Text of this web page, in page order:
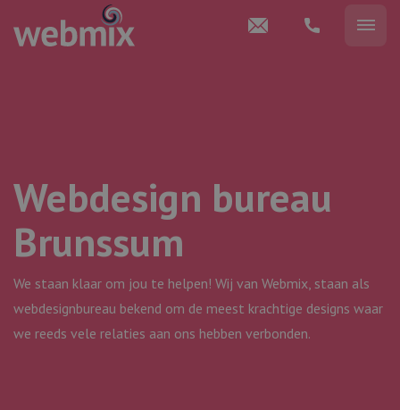
Webdesign bureau
Brunssum
We staan klaar om jou te helpen! Wij van Webmix, staan als
webdesignbureau ​​bekend om de meest krachtige designs waar
we reeds vele relaties aan ons hebben verbonden.